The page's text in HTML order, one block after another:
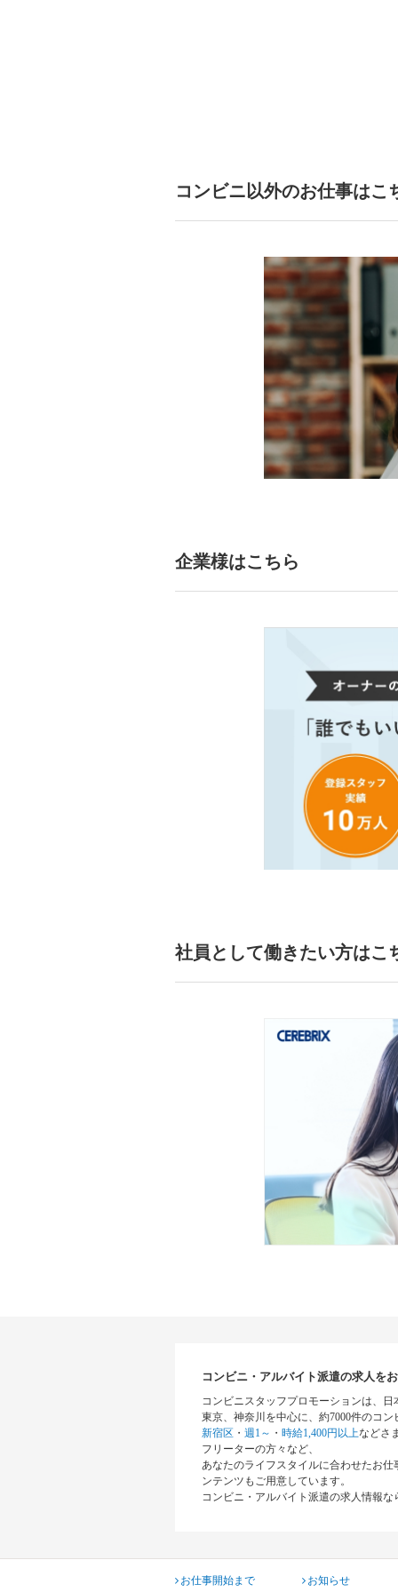
コンビニ以外のお仕事はこ
企業様はこちら
社員として働きたい方はこ
コンビニ・アルバイト派遣の求人を
コンビニスタッフプロモーションは、
東京、神奈川を中心に、約7000件のコ
新宿区 ・ 週1～ ・ 時給1,400円以上などさ
フリーターの方々など、
あなたのライフスタイルに合わせたお
ンテンツもご用意しています。
コンビニ・アルバイト派遣の求人情報
お仕事開始まで お知らせ